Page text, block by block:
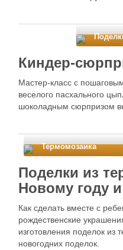
Киндер-
Мастер-класс с
веселого пасхального
шоколадным сюрпризом
Термомозаика
Поделки из
Новому году
Как сделать вместе с
рождественские
изготовления поделок из
новогодних поделок.